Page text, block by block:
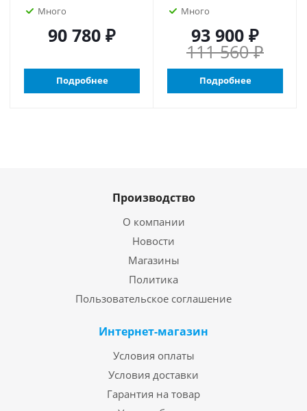
Много
90 780 ₽
Подробнее
Много
93 900 ₽
111 560 ₽
Подробнее
Производство
О компании
Новости
Магазины
Политика
Пользовательское соглашение
Интернет-магазин
Условия оплаты
Условия доставки
Гарантия на товар